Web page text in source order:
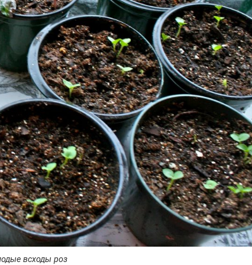
всходы роз